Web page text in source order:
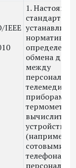
IEEE
1.
стандарт
нормативное
определение
обмена
между
приборами
термометра
(например,
сотовыми
телефонами,